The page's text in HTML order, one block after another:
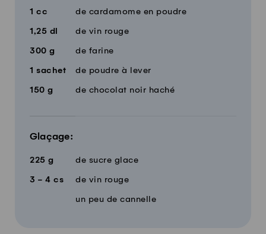
1 cc de cardamome en poudre
1,25 dl de vin rouge
300 g de farine
1 sachet de poudre à lever
150 g de chocolat noir haché
Glaçage:
225 g de sucre glace
3 - 4 cs de vin rouge
un peu de cannelle